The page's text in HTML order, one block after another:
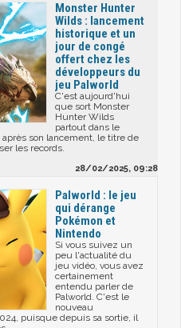
Monster Hunter
Wilds : lancement
historique et un
jour de congé
offert chez les
développeurs du
jeu Palworld
C'est aujourd'hui
que sort Monster
Hunter Wilds
partout dans le
son lancement, le titre de
les records.
28/02/2025, 09:28
Palworld : le jeu
qui dérange
Pokémon et
Nintendo
Si vous suivez un
peu l'actualité du
jeu vidéo, vous avez
certainement
entendu parler de
Palworld. C'est le
nouveau
puisque depuis sa sortie, il